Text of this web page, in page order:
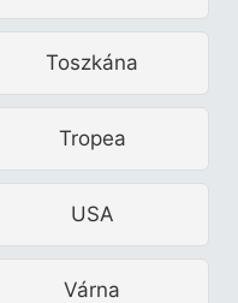
Toszkána
Tropea
USA
Várna